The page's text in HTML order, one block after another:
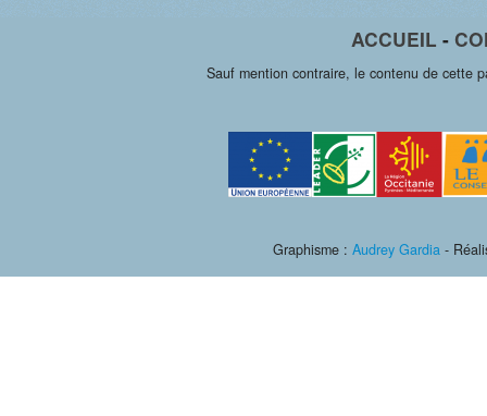
ACCUEIL -
Sauf mention contraire, le contenu de cette
Graphisme : Audrey Gardia -